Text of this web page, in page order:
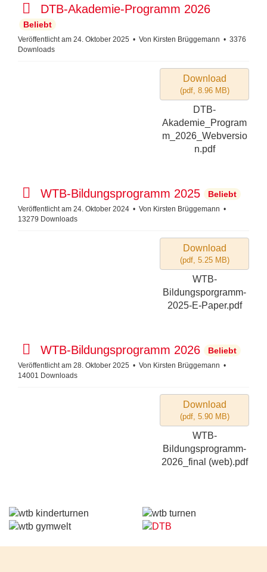
p
d
f
DTB-Akademie-Programm 2026
Beliebt
Veröffentlicht am 24. Oktober 2025 Von Kirsten Brüggemann
3376
Downloads
Download
(pdf, 8.96 MB)
DTB-
Akademie_Program
m_2026_Webversio
n.pdf
p
d
f
WTB-Bildungsprogramm 2025 Beliebt
Veröffentlicht am 24. Oktober 2024 Von Kirsten Brüggemann
13279 Downloads
Download
(pdf, 5.25 MB)
WTB-
Bildungsporgramm-
2025-E-Paper.pdf
p
d
f
WTB-Bildungsprogramm 2026 Beliebt
Veröffentlicht am 28. Oktober 2025 Von Kirsten Brüggemann
14001 Downloads
Download
(pdf, 5.90 MB)
WTB-
Bildungsprogramm-
2026_final (web).pdf